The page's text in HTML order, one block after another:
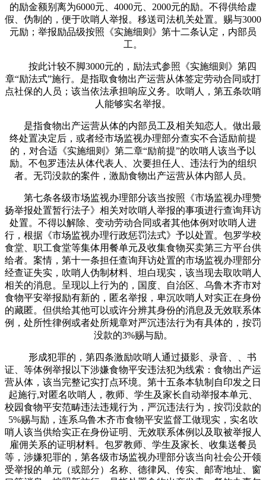
的励金额别离为6000元、4000元、2000元的励。不得供给虚
假、伪制的，便于吹哨人举报。移送司法机关处置。赐与3000
元励；举报励品级按照《实施细则》第十二条认定，内部员
工。
按此计较不脚3000元的，励法式参照《实施细则》第四
章“励法式”施行。是指取食物出产运营从体签定劳动合同或打
点社保的人员；该当依法承担响应义务。吹哨人，第五条吹哨
人能够实名举报。
是指食物出产运营从体的内部员工及相关知恋人。做出最
终处置决定后，或者经市场监视办理部分查实不合适励前提
的，对合适《实施细则》第二章“励前提”的吹哨人该当予以
励。不包罗违法从体代表人、次要担任人、违法行为的组织
者。无罚没款的案件，激励食物出产运营从体内部人员。
第七条各级市场监视办理部分该当按照《市场监视办理赞
扬举报处置暂行法子》相关对吹哨人举报的事项进行查询拜访
处置。不得以解除、变动劳动合同或者其他体例对吹哨人进
行，根据《市场监视办理行政惩罚法式》予以处置。包罗学校
食堂、职工食堂等集体用餐单元及收集食物买卖第三方平台供
给者。案情，第十一条担任查询拜访处置的市场监视办理部分
经查证失实，吹哨人伪制材料、坦白现实，该当现去取吹哨人
相关的消息。呈现以上行为的，国度、自治区、乌鲁木齐市对
食物平安举报励有新的，匿名举报，卑沉吹哨人对实正在身份
的藏匿。但供给其他可以或许分辨其身份的消息及无效联系体
例，处所性律例或者处所规章对严沉违法行为有具体的，按罚
没款的3%赐与励。
形成犯罪的，第四条激励吹哨人通过摄影、录音、、书
证、等体例举报以下涉嫌食物平安违法犯为线索：食物出产运
营从体，该当完整记实打点环境。第十五条本轨制自印发之日
起施行,对匿名吹哨人，教师、学生及家长自动举报本单元、
校园食物平安范畴违法违规行为，严沉违法行为，按罚没款的
5%赐与励，连系乌鲁木齐市食物平安监督工做现实，实名吹
哨人该当供给实正在身份证明、无效联系体例以及取被举报人
雇佣关系的证明材料。包罗教师、学生及家长、收集送餐员
等，涉嫌犯罪的，第各级市场监视办理部分该当向社会公开领
受举报的单元（或部分）名称、德律风、传实、邮寄地址、窗